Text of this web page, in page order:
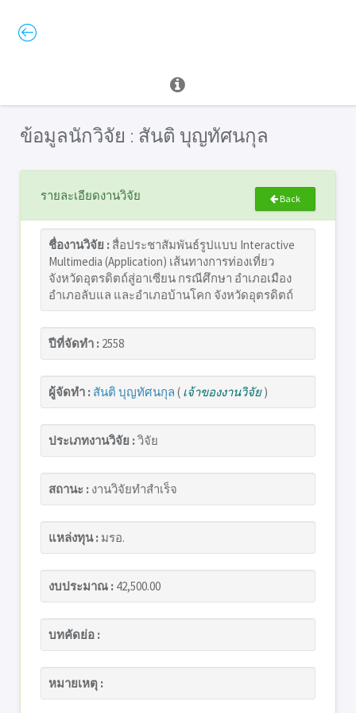
ข้อมูลนักวิจัย : สันติ บุญทัศนกุล
รายละเอียดงานวิจัย Back
ชื่องานวิจัย : สื่อประชาสัมพันธ์รูปแบบ Interactive
Multimedia (Application) เส้นทางการท่องเที่ยว
จังหวัดอุตรดิตถ์สู่อาเซียน กรณีศึกษา อำเภอเมือง
อำเภอลับแล และอำเภอบ้านโคก จังหวัดอุตรดิตถ์
ปีที่จัดทำ : 2558
ผู้จัดทำ : สันติ บุญทัศนกุล ( เจ้าของงานวิจัย)
ประเภทงานวิจัย :วิจัย
สถานะ : งานวิจัยทำสำเร็จ
แหล่งทุน : มรอ.
งบประมาณ : 42,500.00
บทคัดย่อ :
หมายเหตุ :